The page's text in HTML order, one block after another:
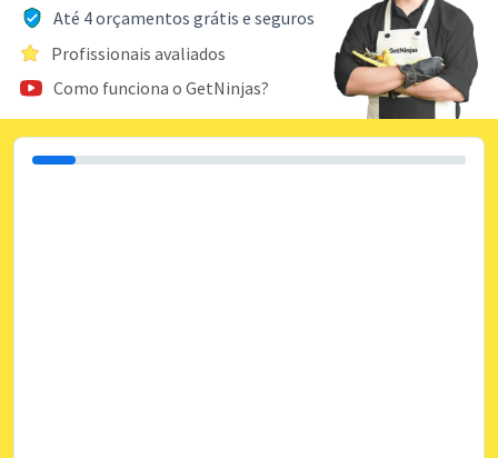
Até 4 orçamentos grátis e seguros
Profissionais avaliados
Como funciona o GetNinjas?